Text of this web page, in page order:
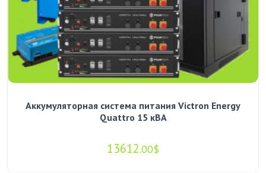
Аккумуляторная система питания Victron Energy
Quattro 15 кВА
13612.00$